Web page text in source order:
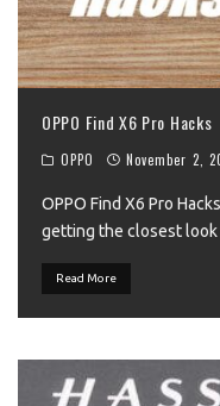
OPPO Find X6 Pro Hacks
OPPO November 2,
OPPO Find X6 Pro
getting the closest look
Read More